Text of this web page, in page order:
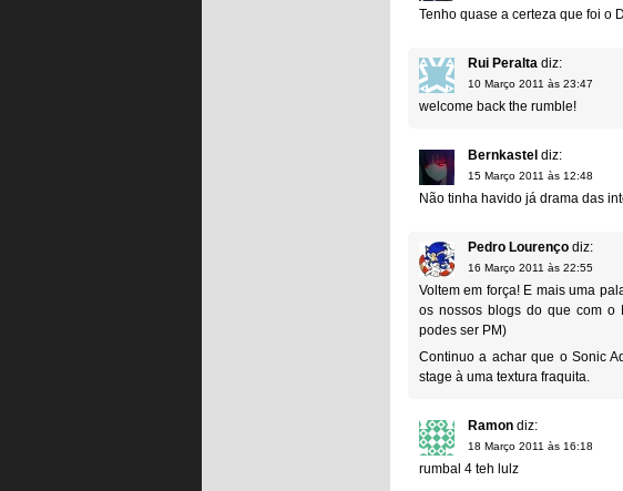
Tenho quase a certeza que foi o
Rui Peralta diz:
10 Março 2011 às 23:47
welcome back the rumble!
Bernkastel diz:
15 Março 2011 às 12:48
Não tinha havido já drama das
Pedro Lourenço diz:
16 Março 2011 às 22:55
Voltem em força! E mais uma
os nossos blogs do que com o
podes ser PM)
Continuo a achar que o Sonic
stage à uma textura fraquita.
Ramon diz:
18 Março 2011 às 16:18
rumbal 4 teh lulz